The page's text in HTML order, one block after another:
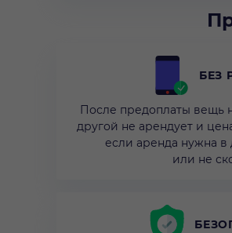
БЕЗ
После предоплаты вещь
другой не арендует и
если аренда нужна в
или не